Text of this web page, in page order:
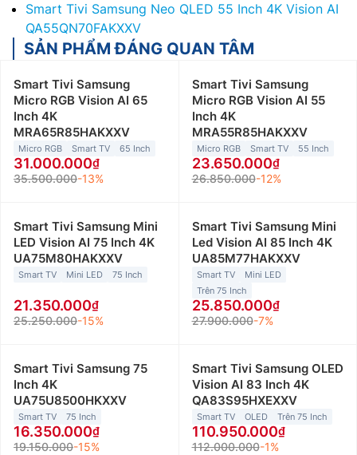
Smart Tivi Samsung Neo QLED 55 Inch 4K Vision AI
QA55QN70FAKXXV
SẢN PHẨM ĐÁNG QUAN TÂM
Smart Tivi Samsung
Micro RGB Vision AI 65
Inch 4K
MRA65R85HAKXXV
Micro RGB Smart TV 65 Inch
31.000.000
35.500.000-13%
Smart Tivi Samsung
Micro RGB Vision AI 55
Inch 4K
MRA55R85HAKXXV
Micro RGB Smart TV 55 Inch
23.650.000
26.850.000-12%
Smart Tivi Samsung Mini
LED Vision AI 75 Inch 4K
UA75M80HAKXXV
Smart TV Mini LED 75 Inch
21.350.000
25.250.000-15%
Smart Tivi Samsung Mini
Led Vision AI 85 Inch 4K
UA85M77HAKXXV
Smart TV
Mini LED
Trên 75 Inch
25.850.000
27.900.000-7%
Smart Tivi Samsung 75
Inch 4K
UA75U8500HKXXV
Smart TV 75 Inch
16.350.000
19.150.000-15%
Smart Tivi Samsung OLED
Vision AI 83 Inch 4K
QA83S95HXEXXV
Smart TV OLED Trên 75 Inch
110.950.000
112.000.000-1%